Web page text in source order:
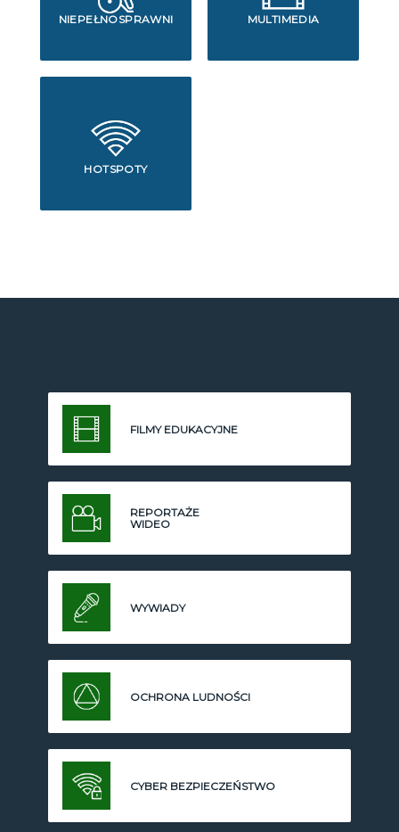
NIEPEŁNOSPRAWNI MULTIMEDIA
HOTSPOTY
FILMY EDUKACYJNE
REPORTAŻE
WIDEO
WYWIADY
OCHRONA LUDNOŚCI
CYBER BEZPIECZEŃSTWO